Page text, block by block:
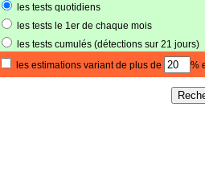
les tests quotidiens
les tests le 1er de chaque mois
les tests cumulés (détections sur 21 jours)
les estimations variant de plus de %